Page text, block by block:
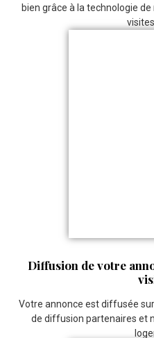
bien grâce à la technologie
Diffusion de votre
Votre annonce est diffusée
de diffusion partenaires et